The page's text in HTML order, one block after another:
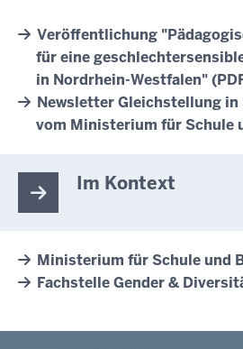
Veröffentlichung
für eine
in Nordrhein-Westfalen"
Newsletter Gleichstellung in
vom Ministerium für Schule
Im Kontext
Ministerium für Schule und
Fachstelle Gender &